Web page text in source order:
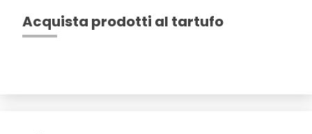
Acquista prodotti al tartufo